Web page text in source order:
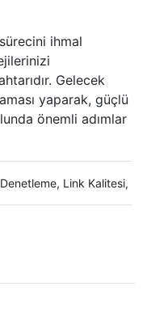
ihmal
Gelecek
yaparak, güçlü
önemli adımlar
Denetleme, Link Kalitesi,